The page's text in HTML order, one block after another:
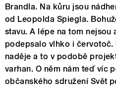
Brandla. Na kůru jsou
od Leopolda Spiegla.
stavu. A lépe na tom nejsou
podepsalo vlhko i červotoč.
naděje a to v podobě
varhan. O něm nám teď víc
občanského sdružení Svět